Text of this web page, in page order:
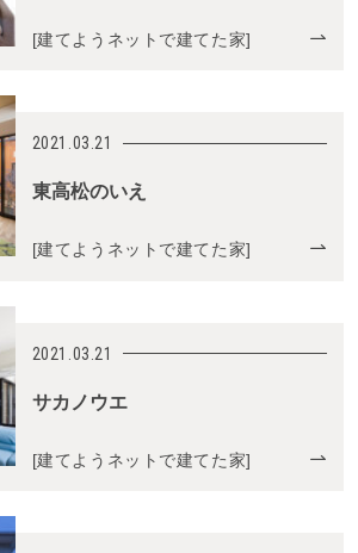
[建てようネットで建てた家]
2021.03.21
東高松のいえ
[建てようネットで建てた家]
2021.03.21
サカノウエ
[建てようネットで建てた家]